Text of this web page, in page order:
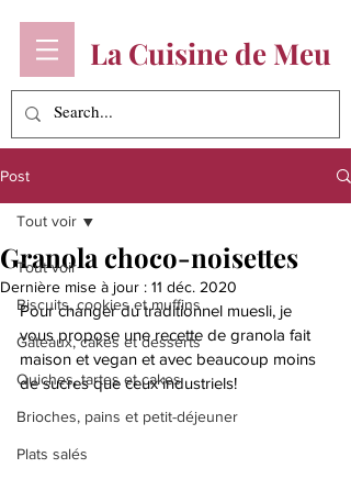
La Cuisine de Meu
Post
Tout voir
Biscuits, cookies et muffins
Gâteaux, cakes et desserts
Quiches, tartes et cakes
Brioches, pains et petit-déjeuner
Plats salés
Tout voir
Granola choco-noisettes
Dernière mise à jour : 11 déc. 2020
Pour changer du traditionnel muesli, je
vous propose une recette de granola fait
maison et vegan et avec beaucoup moins
de sucres que ceux industriels!